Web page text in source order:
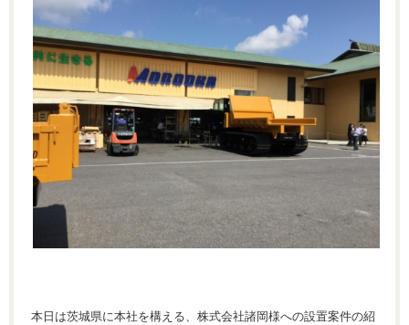
本日は茨城県に本社を構える、株式会社諸岡様への設置案件の紹